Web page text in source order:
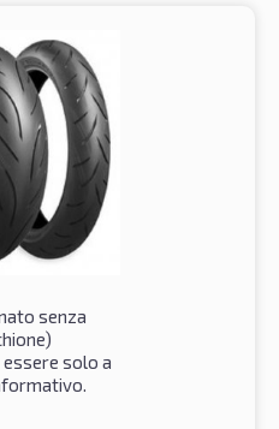
senza
solo a